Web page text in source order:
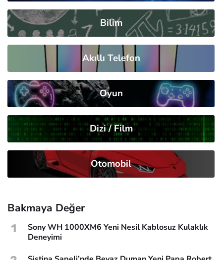
Bilim
Akıllı Telefon
Oyun
Dizi / Film
Otomobil
Bakmaya Değer
1
Sony WH 1000XM6 Yeni Nesil Kablosuz Kulaklık
Deneyimi